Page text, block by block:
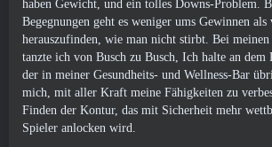
haben Gewicht, und ein tolles Downs-Problem.
Begegnungen geht es weniger ums Gewinnen
herauszufinden, wie man nicht stirbt. Bei meinen
tanzte ich von Busch zu Busch, Ich halte an dem
der in meiner Gesundheits- und Wellness-Bar
mich, mit aller Kraft meine Fähigkeiten zu
Finden der Kontur, das mit Sicherheit mehr
Spieler anlocken wird.